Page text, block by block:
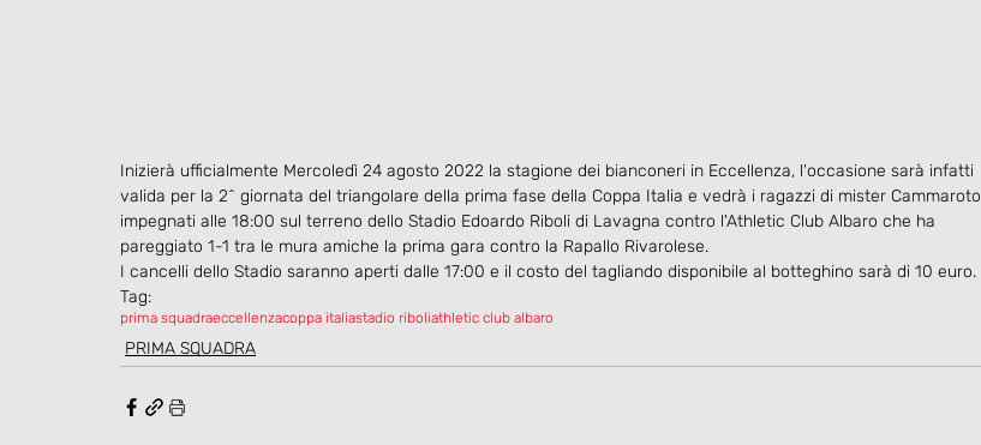
Inizierà ufficialmente Mercoledì 24 agosto 2022 la stagione dei bianconeri in Eccellenza, l'occasione sarà infatti
valida per la 2^ giornata del triangolare della prima fase della Coppa Italia e vedrà i ragazzi di mister Cammaroto
impegnati alle 18:00 sul terreno dello Stadio Edoardo Riboli di Lavagna contro l'Athletic Club Albaro che ha
pareggiato 1-1 tra le mura amiche la prima gara contro la Rapallo Rivarolese.
I cancelli dello Stadio saranno aperti dalle 17:00 e il costo del tagliando disponibile al botteghino sarà di 10 euro.
Tag:
prima squadraeccellenzacoppa italiastadio riboliathletic club albaro
PRIMA SQUADRA